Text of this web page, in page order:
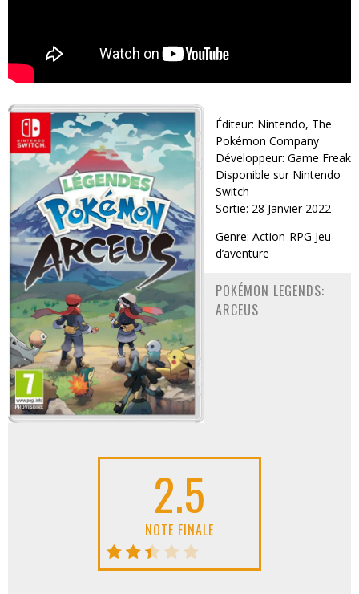
Éditeur: Nintendo, The
Pokémon Company
Développeur: Game Freak
Disponible sur Nintendo
Switch
Sortie: 28 Janvier 2022
Genre: Action-RPG Jeu
d’aventure
POKÉMON LEGENDS:
ARCEUS
2.5
NOTE FINALE